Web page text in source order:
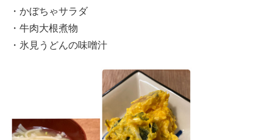
・かぼちゃサラダ
・牛肉大根煮物
・氷見うどんの味噌汁